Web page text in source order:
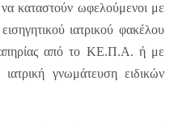
καταστούν ωφελούμενοι με
ιατρικού φακέλου
από το ΚΕ.Π.Α. ή με
γνωμάτευση ειδικών